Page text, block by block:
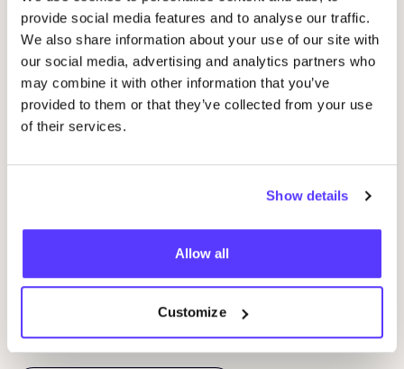
provide social media features and to analyse our traffic.
We also share information about your use of our site with
our social media, advertising and analytics partners who
may combine it with other information that you’ve
provided to them or that they’ve collected from your use
of their services.
Show details
Allow all
Customize
Studio Stik: Duo Workshop Turntas
Sint-Jakobsstraat 338000 Brugge, Belgium
Kringwinkel 't rad Sint-Kruis